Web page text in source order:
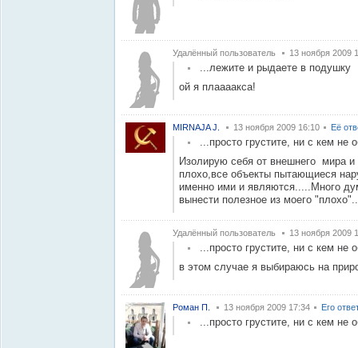
Удалённый пользователь 13 ноября 2009
...лежите и рыдаете в подушку
ой я плаааакса!
MIRNAJA J. 13 ноября 2009 16:10 Её
...просто грустите, ни с кем не
Изолирую себя от внешнего мира и
плохо,все объекты пытающиеся
именно ими и являются.....Много
вынести полезное из моего
Удалённый пользователь 13 ноября 2009
...просто грустите, ни с кем не
в этом случае я выбираюсь на
Роман П. 13 ноября 2009 17:34 Его
...просто грустите, ни с кем не